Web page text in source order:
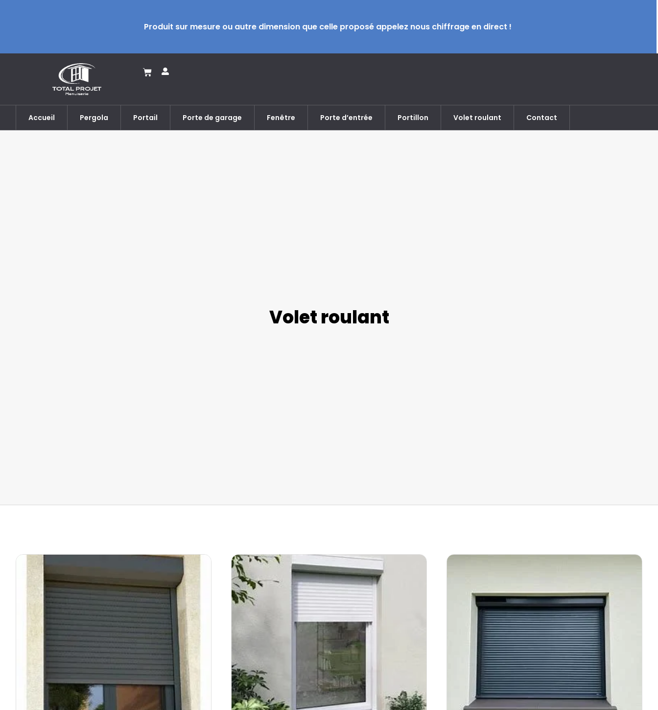
Produit sur mesure ou autre dimension que celle proposé appelez nous chiffrage en direct !
Accueil Pergola Portail Porte de garage Fenêtre Porte d’entrée Portillon Volet roulant Contact
Volet roulant